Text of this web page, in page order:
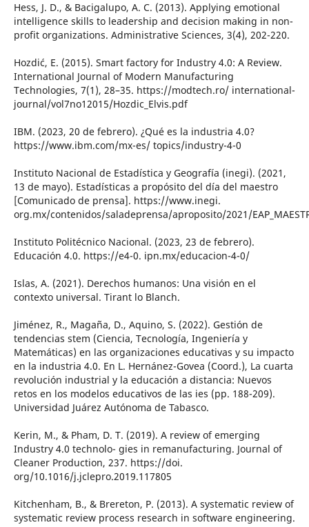
Hess, J. D., & Bacigalupo, A. C. (2013). Applying emotional
intelligence skills to leadership and decision making in non-
profit organizations. Administrative Sciences, 3(4), 202-220.
Hozdić, E. (2015). Smart factory for Industry 4.0: A Review.
International Journal of Modern Manufacturing
Technologies, 7(1), 28–35. https://modtech.ro/ international-
journal/vol7no12015/Hozdic_Elvis.pdf
IBM. (2023, 20 de febrero). ¿Qué es la industria 4.0?
https://www.ibm.com/mx-es/ topics/industry-4-0
Instituto Nacional de Estadística y Geografía (inegi). (2021,
13 de mayo). Estadísticas a propósito del día del maestro
[Comunicado de prensa]. https://www.inegi.
org.mx/contenidos/saladeprensa/aproposito/2021/
Instituto Politécnico Nacional. (2023, 23 de febrero).
Educación 4.0. https://e4-0. ipn.mx/educacion-4-0/
Islas, A. (2021). Derechos humanos: Una visión en el
contexto universal. Tirant lo Blanch.
Jiménez, R., Magaña, D., Aquino, S. (2022). Gestión de
tendencias stem (Ciencia, Tecnología, Ingeniería y
Matemáticas) en las organizaciones educativas y su impacto
en la industria 4.0. En L. Hernánez-Govea (Coord.), La cuarta
revolución industrial y la educación a distancia: Nuevos
retos en los modelos educativos de las ies (pp. 188-209).
Universidad Juárez Autónoma de Tabasco.
Kerin, M., & Pham, D. T. (2019). A review of emerging
Industry 4.0 technolo- gies in remanufacturing. Journal of
Cleaner Production, 237. https://doi.
org/10.1016/j.jclepro.2019.117805
Kitchenham, B., & Brereton, P. (2013). A systematic review of
systematic review process research in software engineering.